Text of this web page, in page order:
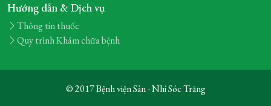
Hướng dẫn & Dịch vụ
Thông tin thuốc
Quy trình Khám chữa bệnh
© 2017 Bệnh viện Sản - Nhi Sóc Trăng